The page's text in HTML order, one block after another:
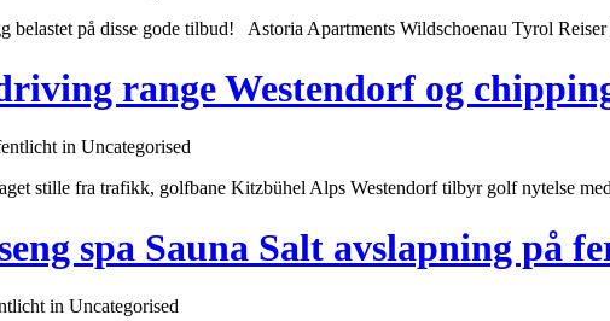
belastet på disse gode tilbud! Astoria Apartments Wildschoenau Tyrol
range Westendorf og
in Uncategorised
stille fra trafikk, golfbane Kitzbühel Alps Westendorf tilbyr golf nytelse
spa Sauna Salt avslapning på
in Uncategorised